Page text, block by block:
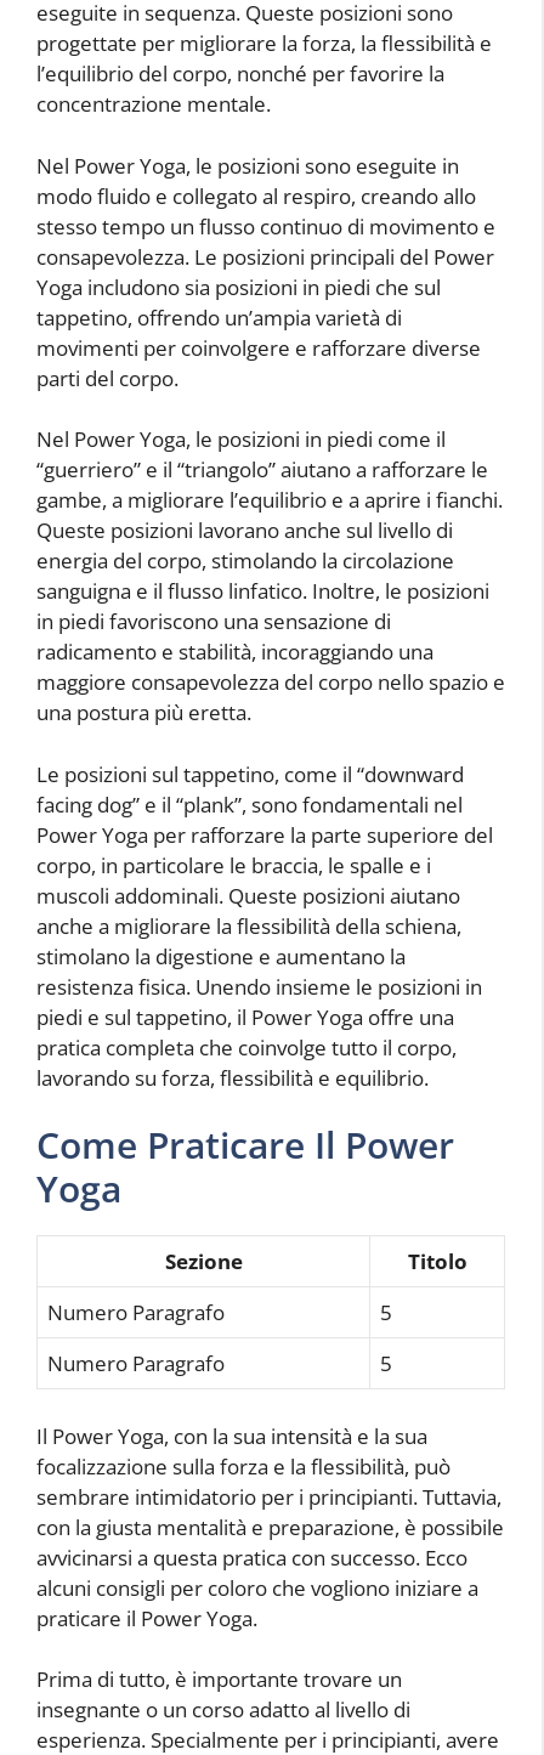
eseguite in sequenza. Queste posizioni sono
progettate per migliorare la forza, la flessibilità e
l’equilibrio del corpo, nonché per favorire la
concentrazione mentale.
Nel Power Yoga, le posizioni sono eseguite in
modo fluido e collegato al respiro, creando allo
stesso tempo un flusso continuo di movimento e
consapevolezza. Le posizioni principali del Power
Yoga includono sia posizioni in piedi che sul
tappetino, offrendo un’ampia varietà di
movimenti per coinvolgere e rafforzare diverse
parti del corpo.
Nel Power Yoga, le posizioni in piedi come il
“guerriero” e il “triangolo” aiutano a rafforzare le
gambe, a migliorare l’equilibrio e a aprire i fianchi.
Queste posizioni lavorano anche sul livello di
energia del corpo, stimolando la circolazione
sanguigna e il flusso linfatico. Inoltre, le posizioni
in piedi favoriscono una sensazione di
radicamento e stabilità, incoraggiando una
maggiore consapevolezza del corpo nello spazio e
una postura più eretta.
Le posizioni sul tappetino, come il “downward
facing dog” e il “plank”, sono fondamentali nel
Power Yoga per rafforzare la parte superiore del
corpo, in particolare le braccia, le spalle e i
muscoli addominali. Queste posizioni aiutano
anche a migliorare la flessibilità della schiena,
stimolano la digestione e aumentano la
resistenza fisica. Unendo insieme le posizioni in
piedi e sul tappetino, il Power Yoga offre una
pratica completa che coinvolge tutto il corpo,
lavorando su forza, flessibilità e equilibrio.
Come Praticare Il Power
Yoga
Sezione
Titolo
Numero Paragrafo
5
Numero Paragrafo
5
Il Power Yoga, con la sua intensità e la sua
focalizzazione sulla forza e la flessibilità, può
sembrare intimidatorio per i principianti. Tuttavia,
con la giusta mentalità e preparazione, è possibile
avvicinarsi a questa pratica con successo. Ecco
alcuni consigli per coloro che vogliono iniziare a
praticare il Power Yoga.
Prima di tutto, è importante trovare un
insegnante o un corso adatto al livello di
esperienza. Specialmente per i principianti, avere